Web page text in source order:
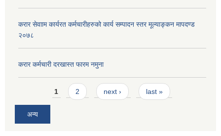
करार सेवााम कार्यरत कर्मचारीहरुको कार्य सम्पादन स्तर मूल्याङ्कन मापदण्ड
२०७८
करार कर्मचारी दरखास्त फारम नमुना
Pages1 2 next › last »
अन्य